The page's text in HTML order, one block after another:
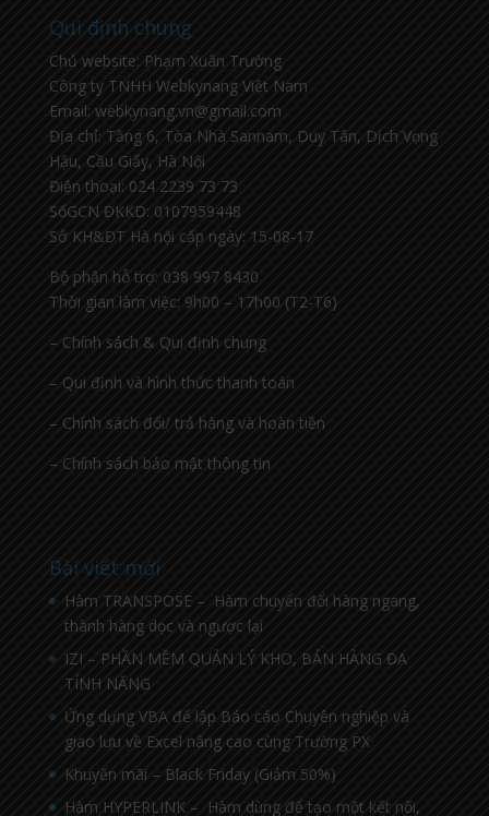
Qui định chung
Chủ website: Phạm Xuân Trường
Công ty TNHH Webkynang Việt Nam
Email: webkynang.vn@gmail.com
Địa chỉ: Tầng 6, Tòa Nhà Sannam, Duy Tân, Dịch Vọng
Hậu, Cầu Giấy, Hà Nội
Điện thoại: 024 2239 73 73
SốGCN ĐKKD: 0107959448
Sở KH&ĐT Hà nội cấp ngày: 15-08-17
Bộ phận hỗ trợ: 038 997 8430
Thời gian làm việc: 9h00 – 17h00 (T2-T6)
– Chính sách & Qui định chung
– Qui định và hình thức thanh toán
– Chính sách đổi/ trả hàng và hoàn tiền
– Chính sách bảo mật thông tin
Bài viết mới
Hàm TRANSPOSE – Hàm chuyển đổi hàng ngang,
thành hàng dọc và ngược lại
IZI – PHẦN MỀM QUẢN LÝ KHO, BÁN HÀNG ĐA
TÍNH NĂNG
Ứng dụng VBA để lập Báo cáo Chuyên nghiệp và
giao lưu về Excel nâng cao cùng Trường PX
Khuyến mãi – Black Friday (Giảm 50%)
Hàm HYPERLINK – Hàm dùng để tạo một kết nối,